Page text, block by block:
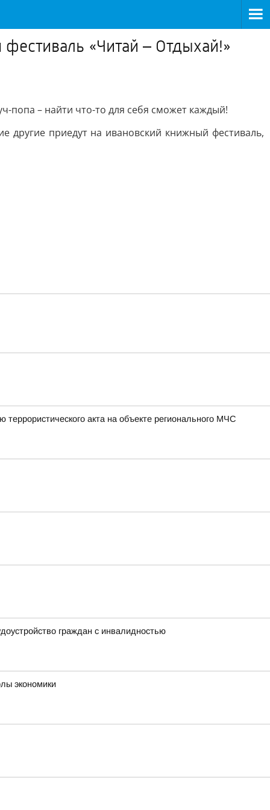
«Читай – Отдыхай!»
попа – найти что-то для себя сможет каждый!
приедут на ивановский книжный фестиваль,
акта на объекте регионального МЧС
граждан с инвалидностью
экономики